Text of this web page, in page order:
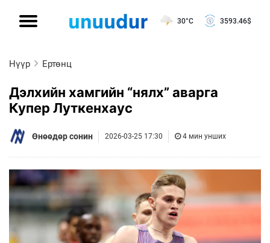
30°C 3593.46$
Нүүр Ертөнц
Дэлхийн хамгийн “нялх” аварга
Купер Луткенхаус
Өнөөдөр сонин 2026-03-25 17:30 4 мин унших